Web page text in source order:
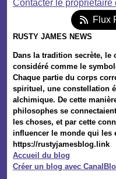
Contacter le propriétaire
Flux
RUSTY JAMES NEWS
Dans la tradition secrète, le
considéré comme le
Chaque partie du corps
spirituel, une constellation
alchimique. De cette
philosophes se
les choses, et par cette
influencer le monde qui les
https://rustyjamesblog.link
Accueil du blog
Créer un blog avec